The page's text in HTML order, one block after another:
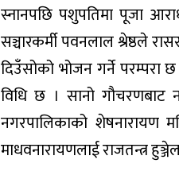
स्नानपछि पशुपतिमा पूजा
सञ्चारकर्मी पवनलाल श्रेष्ठले
दिउँसोको भोजन गर्ने परम्परा
विधि छ । सानो गौचरणबाट
नगरपालिकाको शेषनारायण
माधवनारायणलाई राजतन्त्र